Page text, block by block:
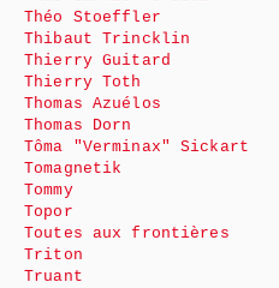
Théo Stoeffler
Thibaut Trincklin
Thierry Guitard
Thierry Toth
Thomas Azuélos
Thomas Dorn
Tôma "Verminax" Sickart
Tomagnetik
Tommy
Topor
Toutes aux frontières
Triton
Truant